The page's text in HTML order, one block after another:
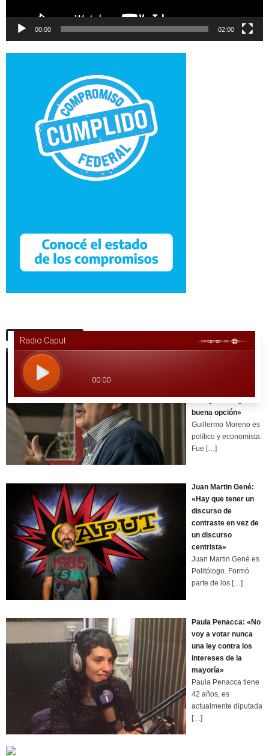
00:00 02:00
Últimas Noticias
Guillermo Moreno:
buena opción»
Guillermo Moreno es
político y economista.
Fue […]
Juan Martin Gené:
«Hay que tener un
discurso de
contraste en vez de
un discurso
centrista»
Juan Martin Gené es
Politólogo. Formó
parte de los […]
Paula Penacca: «No
voy a votar nunca
una ley contra los
intereses de la
mayoría»
Paula Penacca tiene
42 años, es
actualmente diputada
[…]